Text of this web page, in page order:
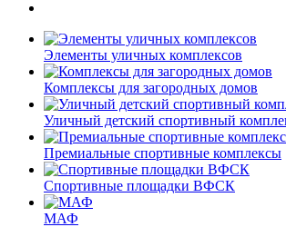
Элементы уличных комплексов
Комплексы для загородных домов
Уличный детский спортивный
Премиальные спортивные комплексы
Спортивные площадки ВФСК
МАФ